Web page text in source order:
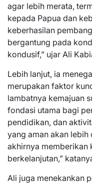
agar lebih merata,
kepada Papua dan
keberhasilan
bergantung pada
kondusif,” ujar Ali
Lebih lanjut, ia
merupakan faktor
lambatnya kemajuan
fondasi utama bagi
pendidikan, dan
yang aman akan
akhirnya memberikan
berkelanjutan,”
Ali juga menekankan